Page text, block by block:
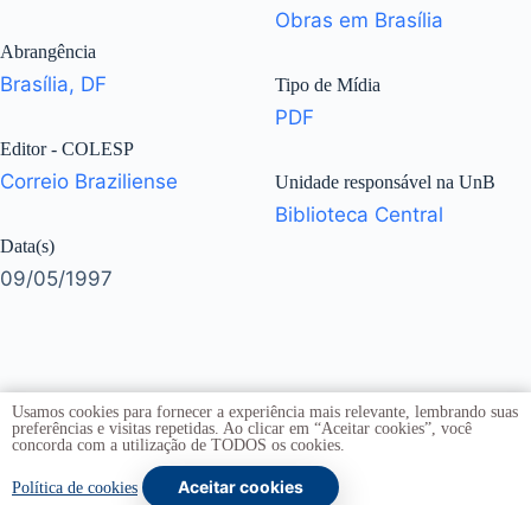
Abrangência
Brasília, DF
Editor - COLESP
Correio Braziliense
Data(s)
09/05/1997
Obras em Brasília
Tipo de Mídia
PDF
Unidade responsável na UnB
Biblioteca Central
Copyright © 2026 - Universidade de Brasília . Todos os
Usamos cookies para fornecer a experiência mais relevante, lembrando suas
preferências e visitas repetidas. Ao clicar em “Aceitar cookies”, você
concorda com a utilização de TODOS os cookies.
Política de cookies Aceitar cookies